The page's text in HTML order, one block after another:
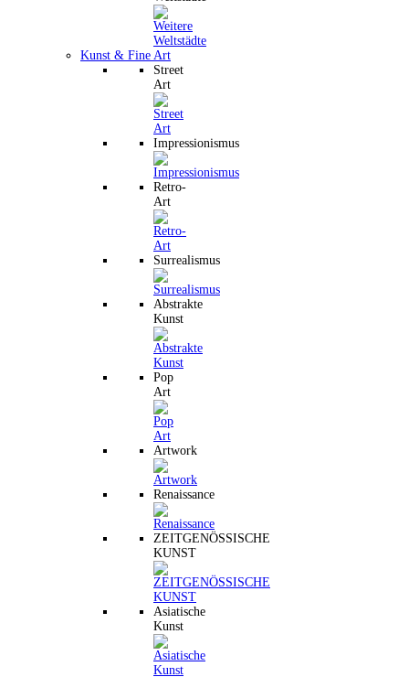
Kunst & Fine Art
Street
Art
Impressionismus
Retro-
Art
Surrealismus
Abstrakte
Kunst
Pop
Art
Artwork
Renaissance
ZEITGENÖSSISCHE
KUNST
Asiatische
Kunst